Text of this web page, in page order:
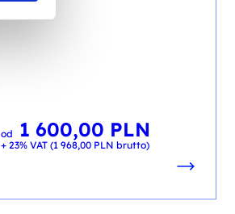
od 1 600,00 PLN
+ 23% VAT (1 968,00 PLN brutto)